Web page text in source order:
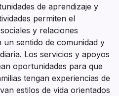
de aprendizaje y
permiten el
y relaciones
sentido de comunidad y
Los servicios y apoyos
oportunidades para que
tengan experiencias de
estilos de vida orientados